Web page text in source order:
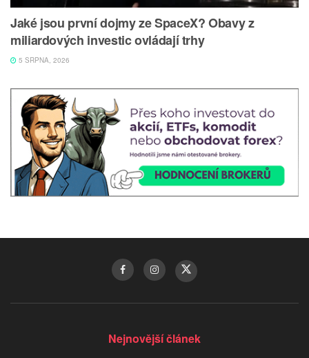
Jaké jsou první dojmy ze SpaceX? Obavy z
miliardových investic ovládají trhy
5 SRPNA, 2026
Nejnovější článek